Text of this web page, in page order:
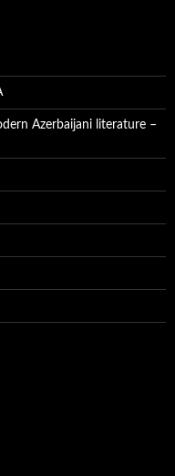
Azerbaijani literature –